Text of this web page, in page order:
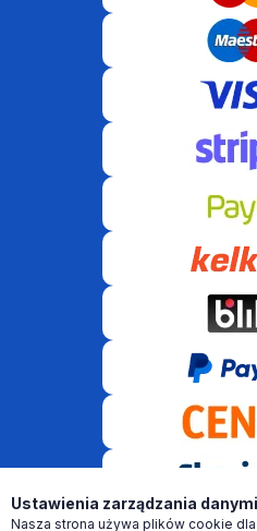
Ustawienia zarządzania danymi
Nasza strona używa plików cookie